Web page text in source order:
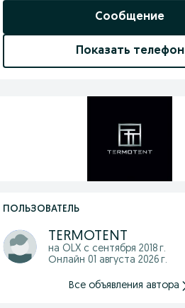
Сообщение
Показать телефон
ПОЛЬЗОВАТЕЛЬ
TERMOTENT
на OLX с сентября 2018 г.
Онлайн 01 августа 2026 г.
Все объявления автора